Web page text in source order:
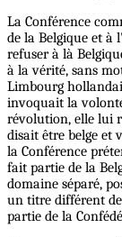
La Conférence
de la Belgique et à
refuser à là
à la vérité, sans
Limbourg
invoquait la
révolution, elle lui
disait être belge et
la Conférence
fait partie de la
domaine séparé,
un titre différent
partie de la